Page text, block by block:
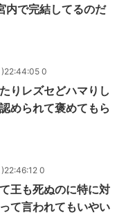
内で完結してるのだ
0
りレズセどハマりし
められて褒めてもら
0
王も死ぬのに特に対
て言われてもいやい